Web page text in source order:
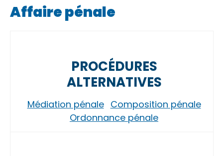
Affaire pénale
PROCÉDURES
ALTERNATIVES
Médiation pénale Composition pénale
Ordonnance pénale